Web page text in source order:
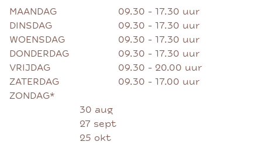
MAANDAG
09.30 - 17.30 uur
DINSDAG
09.30 - 17.30 uur
WOENSDAG
09.30 - 17.30 uur
DONDERDAG
09.30 - 17.30 uur
VRIJDAG
09.30 - 20.00 uur
ZATERDAG
09.30 - 17.00 uur
ZONDAG*
30 aug
27 sept
25 okt